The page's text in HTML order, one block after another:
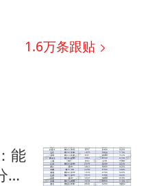
1.6万条跟贴
能
不